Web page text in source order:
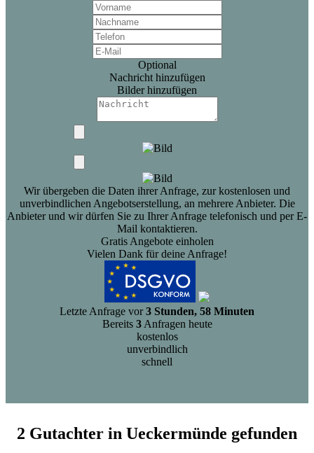
Optional
Nachricht hinzufügen
Bilder hinzufügen
Wir übergeben die Daten ihrer Anfrage, zur kostenlosen und
unverbindlichen Angebotserstellung, an mehrere Anbieter. Die
Anbieter und wir dürfen Sie zu Ihrer Anfrage telefonisch und per E-
Mail kontaktieren.
Gratis Angebote einholen
Vielen Dank für deine Anfrage!
Letzte Anfrage vor3 Stunden, 58 Minuten
Bereits 3Anfragen heute
kostenlos
unverbindlich
schnell
2 Gutachter in Ueckermünde gefunden